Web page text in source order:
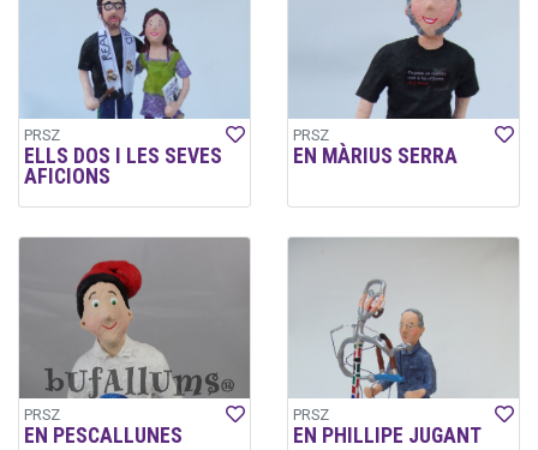
PRSZ
ELLS DOS I LES SEVES
AFICIONS
PRSZ
EN MÀRIUS SERRA
PRSZ
EN PESCALLUNES
PRSZ
EN PHILLIPE JUGANT